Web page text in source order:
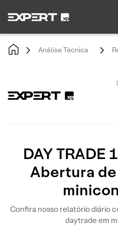
Análise Técnica
DAY TRADE
Abertura
Confira nosso relatório diário
daytrade em